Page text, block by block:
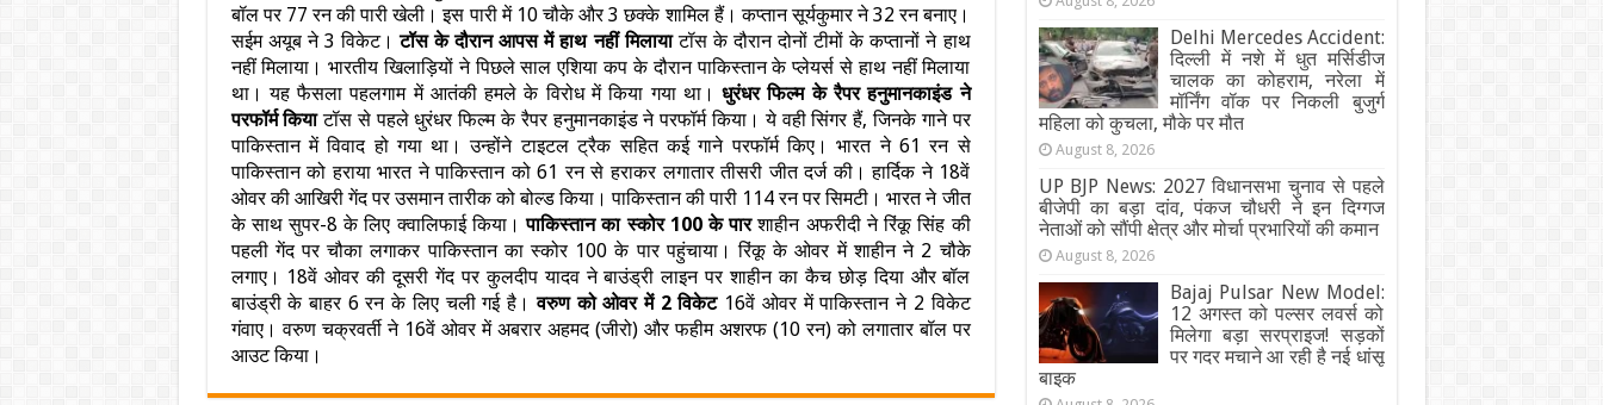
बॉल पर 77 रन की पारी खेली। इस पारी में 10 चौके और 3 छक्के शामिल हैं। कप्तान सूर्यकुमार ने 32 रन बनाए।
सईम अयूब ने 3 विकेट।टॉस के दौरान आपस में हाथ नहीं मिलायाटॉस के दौरान दोनों टीमों के कप्तानों ने हाथ
नहीं मिलाया। भारतीय खिलाड़ियों ने पिछले साल एशिया कप के दौरान पाकिस्तान के प्लेयर्स से हाथ नहीं मिलाया
था। यह फैसला पहलगाम में आतंकी हमले के विरोध में किया गया था।धुरंधर फिल्म के रैपर हनुमानकाइंड ने
परफॉर्म कियाटॉस से पहले धुरंधर फिल्म के रैपर हनुमानकाइंड ने परफॉर्म किया। ये वही सिंगर हैं, जिनके गाने पर
पाकिस्तान में विवाद हो गया था। उन्होंने टाइटल ट्रैक सहित कई गाने परफॉर्म किए। भारत ने 61 रन से
पाकिस्तान को हराया भारत ने पाकिस्तान को 61 रन से हराकर लगातार तीसरी जीत दर्ज की। हार्दिक ने 18वें
ओवर की आखिरी गेंद पर उसमान तारीक को बोल्ड किया। पाकिस्तान की पारी 114 रन पर सिमटी। भारत ने जीत
के साथ सुपर-8 के लिए क्वालिफाई किया।पाकिस्तान का स्कोर 100 के पारशाहीन अफरीदी ने रिंकू सिंह की
पहली गेंद पर चौका लगाकर पाकिस्तान का स्कोर 100 के पार पहुंचाया। रिंकू के ओवर में शाहीन ने 2 चौके
लगाए। 18वें ओवर की दूसरी गेंद पर कुलदीप यादव ने बाउंड्री लाइन पर शाहीन का कैच छोड़ दिया और बॉल
बाउंड्री के बाहर 6 रन के लिए चली गई है।वरुण को ओवर में 2 विकेट16वें ओवर में पाकिस्तान ने 2 विकेट
गंवाए। वरुण चक्रवर्ती ने 16वें ओवर में अबरार अहमद (जीरो) और फहीम अशरफ (10 रन) को लगातार बॉल पर
आउट किया।
Delhi Mercedes Accident:
दिल्ली में नशे में धुत मर्सिडीज
चालक का कोहराम, नरेला में
मॉर्निंग वॉक पर निकली बुजुर्ग
महिला को कुचला, मौके पर मौत
August 8, 2026
UP BJP News: 2027 विधानसभा चुनाव से पहले
बीजेपी का बड़ा दांव, पंकज चौधरी ने इन दिग्गज
नेताओं को सौंपी क्षेत्र और मोर्चा प्रभारियों की कमान
August 8, 2026
Bajaj Pulsar New Model:
12 अगस्त को पल्सर लवर्स को
मिलेगा बड़ा सरप्राइज! सड़कों
पर गदर मचाने आ रही है नई धांसू
बाइक